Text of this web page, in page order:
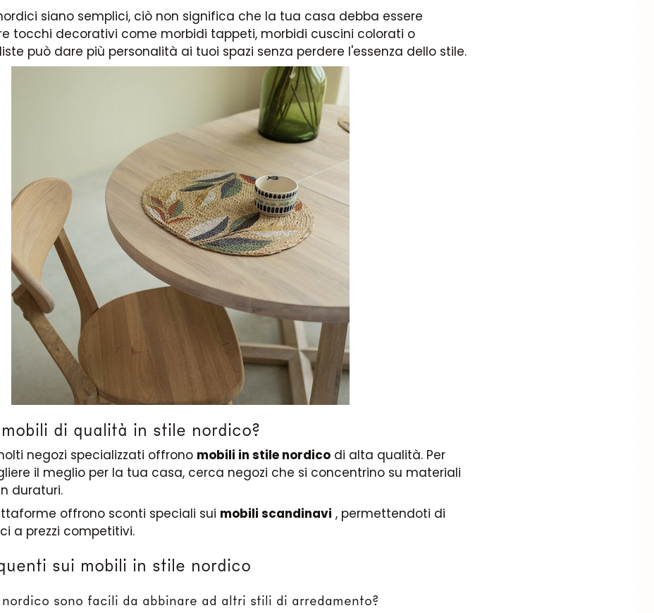
siano semplici, ciò non significa che la tua casa debba essere
tocchi decorativi come morbidi tappeti, morbidi cuscini colorati o
può dare più personalità ai tuoi spazi senza perdere l'essenza dello stile.
di qualità in stile nordico?
negozi specializzati offrono mobili in stile nordico di alta qualità. Per
il meglio per la tua casa, cerca negozi che si concentrino su materiali
duraturi.
offrono sconti speciali sui mobili scandinavi , permettendoti di
a prezzi competitivi.
sui mobili in stile nordico
sono facili da abbinare ad altri stili di arredamento?